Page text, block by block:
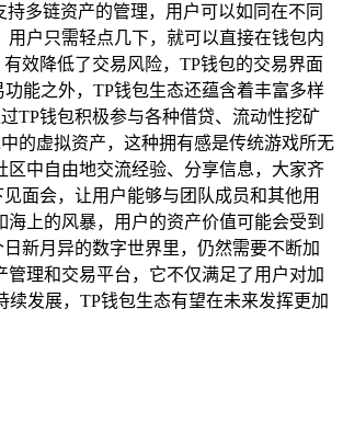
多链资产的管理，用户可以如同在不同
户只需轻点几下，就可以直接在钱包内
效降低了交易风险，TP钱包的交易界面
能之外，TP钱包生态还蕴含着丰富多样
TP钱包积极参与各种借贷、流动性挖矿
的虚拟资产，这种拥有感是传统游戏所无
中自由地交流经验、分享信息，大家齐
面会，让用户能够与团队成员和其他用
上的风暴，用户的资产价值可能会受到
新月异的数字世界里，仍然需要不断加
理和交易平台，它不仅满足了用户对加
发展，TP钱包生态有望在未来发挥更加